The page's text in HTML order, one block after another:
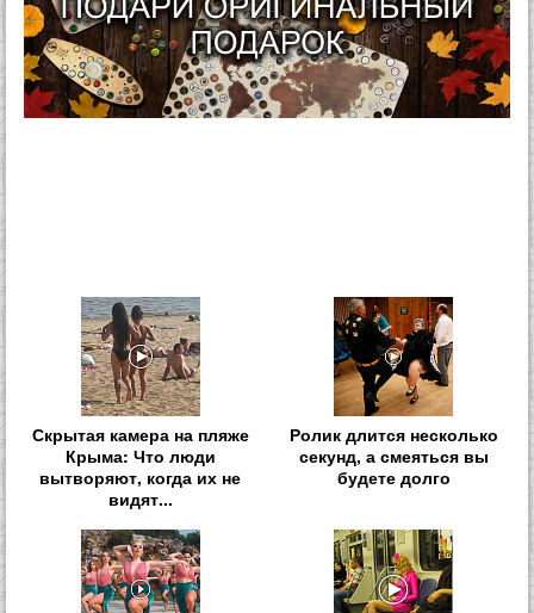
Скрытая камера на пляже
Крыма: Что люди
вытворяют, когда их не
видят...
Ролик длится несколько
секунд, а смеяться вы
будете долго